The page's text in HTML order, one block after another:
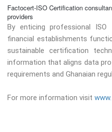
Factocert-ISO Certification
providers
By enticing professional
financial establishments
sustainable certification
information that aligns data
requirements and Ghanaian
For more information visit